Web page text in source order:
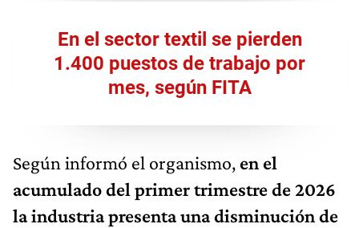
En el sector textil se pierden
1.400 puestos de trabajo por
mes, según FITA
Según informó el organismo, en el
acumulado del primer trimestre de 2026
la industria presenta una disminución de